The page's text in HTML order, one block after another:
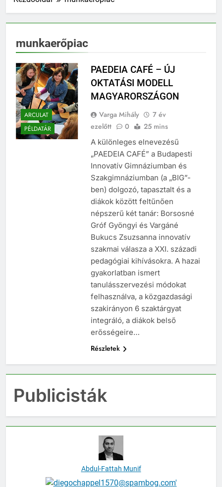
munkaerőpiac
ARCULAT
PÉLDATÁR
PAEDEIA CAFÉ – ÚJ
OKTATÁSI MODELL
MAGYARORSZÁGON
Varga Mihály
7 év
ezelőtt
0 25 mins
A különleges elnevezésű
„PAEDEIA CAFÉ” a Budapesti
Innovatív Gimnáziumban és
Szakgimnáziumban (a „BIG”-
ben) dolgozó, tapasztalt és a
diákok között feltűnően
népszerű két tanár: Borsosné
Gróf Gyöngyi és Vargáné
Bukucs Zsuzsanna innovatív
szakmai válasza a XXI. századi
pedagógiai kihívásokra. A hazai
gyakorlatban ismert
tanulásszervezési módokat
felhasználva, a közgazdasági
szakirányon 6 szaktárgyat
integráló, a diákok belső
erősségeire…
Részletek
Publicisták
Abdul-Fattah Munif